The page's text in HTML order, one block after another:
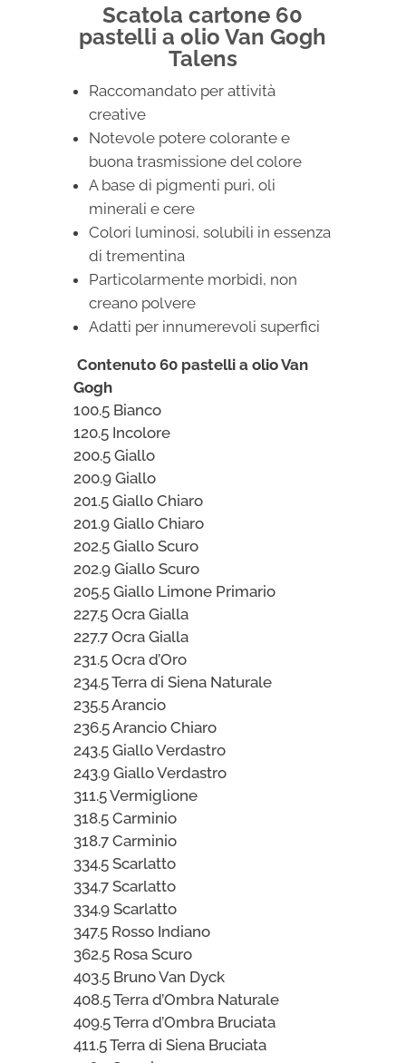
quantità
Scatola cartone 60
pastelli a olio Van Gogh
Talens
Raccomandato per attività
creative
Notevole potere colorante e
buona trasmissione del colore
A base di pigmenti puri, oli
minerali e cere
Colori luminosi, solubili in essenza
di trementina
Particolarmente morbidi, non
creano polvere
Adatti per innumerevoli superfici
Contenuto 60 pastelli a olio Van
Gogh
100.5 Bianco
120.5 Incolore
200.5 Giallo
200.9 Giallo
201.5 Giallo Chiaro
201.9 Giallo Chiaro
202.5 Giallo Scuro
202.9 Giallo Scuro
205.5 Giallo Limone Primario
227.5 Ocra Gialla
227.7 Ocra Gialla
231.5 Ocra d’Oro
234.5 Terra di Siena Naturale
235.5 Arancio
236.5 Arancio Chiaro
243.5 Giallo Verdastro
243.9 Giallo Verdastro
311.5 Vermiglione
318.5 Carminio
318.7 Carminio
334.5 Scarlatto
334.7 Scarlatto
334.9 Scarlatto
347.5 Rosso Indiano
362.5 Rosa Scuro
403.5 Bruno Van Dyck
408.5 Terra d’Ombra Naturale
409.5 Terra d’Ombra Bruciata
411.5 Terra di Siena Bruciata